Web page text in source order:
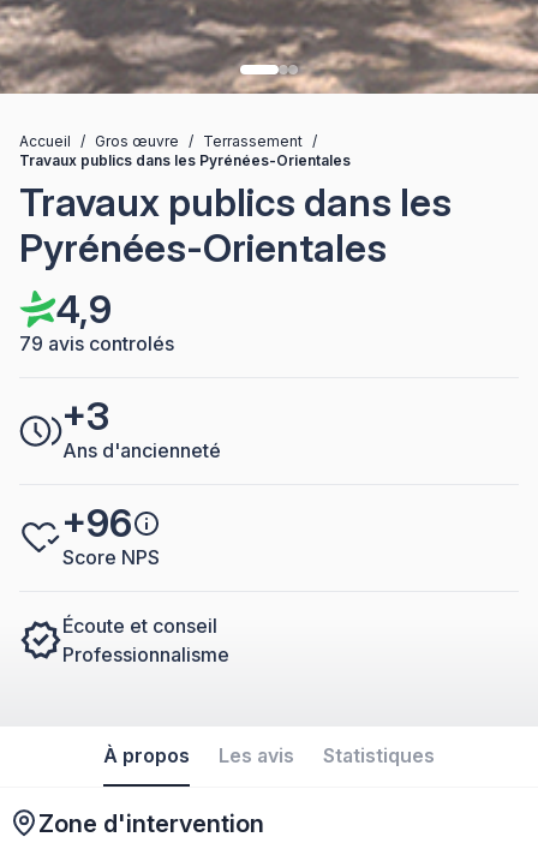
Accueil / Gros œuvre / Terrassement /
Travaux publics dans les Pyrénées-Orientales
Travaux publics dans les
Pyrénées-Orientales
4,9
79 avis controlés
+3
Ans d'ancienneté
+96
Score NPS
Écoute et conseil
Professionnalisme
À propos Les avis Statistiques
Zone d'intervention